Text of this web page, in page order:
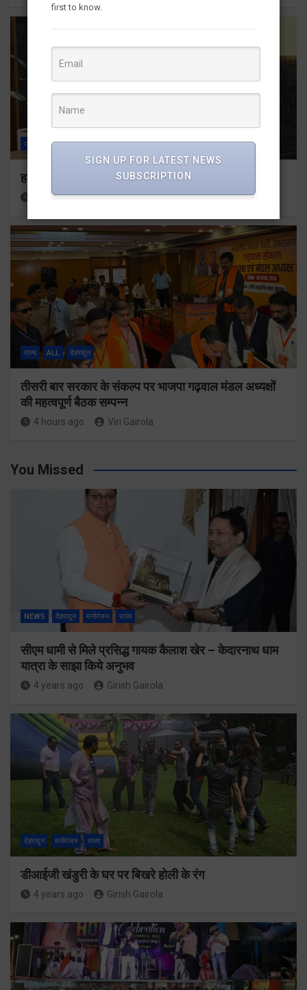
राज्य ALL देहरादून
हर घर तिरंगा अभियान को जन-जन तक पहुंचाने की तैयारी
3 hours ago Viri Gairola
राज्य ALL देहरादून
तीसरी बार सरकार के संकल्प पर भाजपा गढ़वाल मंडल अध्यक्षों
की महत्वपूर्ण बैठक सम्पन्न
4 hours ago Viri Gairola
You Missed
NEWS देहरादून मनोरंजन राज्य
सीएम धामी से मिले प्रसिद्ध गायक कैलाश खेर – केदारनाथ धाम
यात्रा के साझा किये अनुभव
4 years ago Girish Gairola
देहरादून मनोरंजन राज्य
डीआईजी खंडुरी के घर पर बिखरे होली के रंग
4 years ago Girish Gairola
first to know.
SIGN UP FOR LATEST NEWS
SUBSCRIPTION